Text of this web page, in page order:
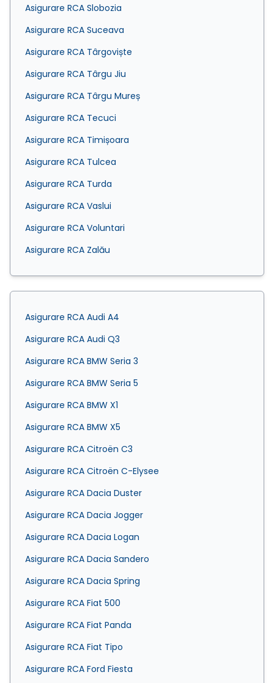
Asigurare RCA Slobozia
Asigurare RCA Suceava
Asigurare RCA Târgoviște
Asigurare RCA Târgu Jiu
Asigurare RCA Târgu Mureș
Asigurare RCA Tecuci
Asigurare RCA Timișoara
Asigurare RCA Tulcea
Asigurare RCA Turda
Asigurare RCA Vaslui
Asigurare RCA Voluntari
Asigurare RCA Zalău
Asigurare RCA Audi A4
Asigurare RCA Audi Q3
Asigurare RCA BMW Seria 3
Asigurare RCA BMW Seria 5
Asigurare RCA BMW X1
Asigurare RCA BMW X5
Asigurare RCA Citroën C3
Asigurare RCA Citroën C-Elysee
Asigurare RCA Dacia Duster
Asigurare RCA Dacia Jogger
Asigurare RCA Dacia Logan
Asigurare RCA Dacia Sandero
Asigurare RCA Dacia Spring
Asigurare RCA Fiat 500
Asigurare RCA Fiat Panda
Asigurare RCA Fiat Tipo
Asigurare RCA Ford Fiesta